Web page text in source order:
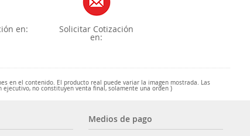
en: Solicitar Cotización
en:
en el contenido. El producto real puede variar la imagen mostrada. Las
no constituyen venta final, solamente una orden )
Medios de pago